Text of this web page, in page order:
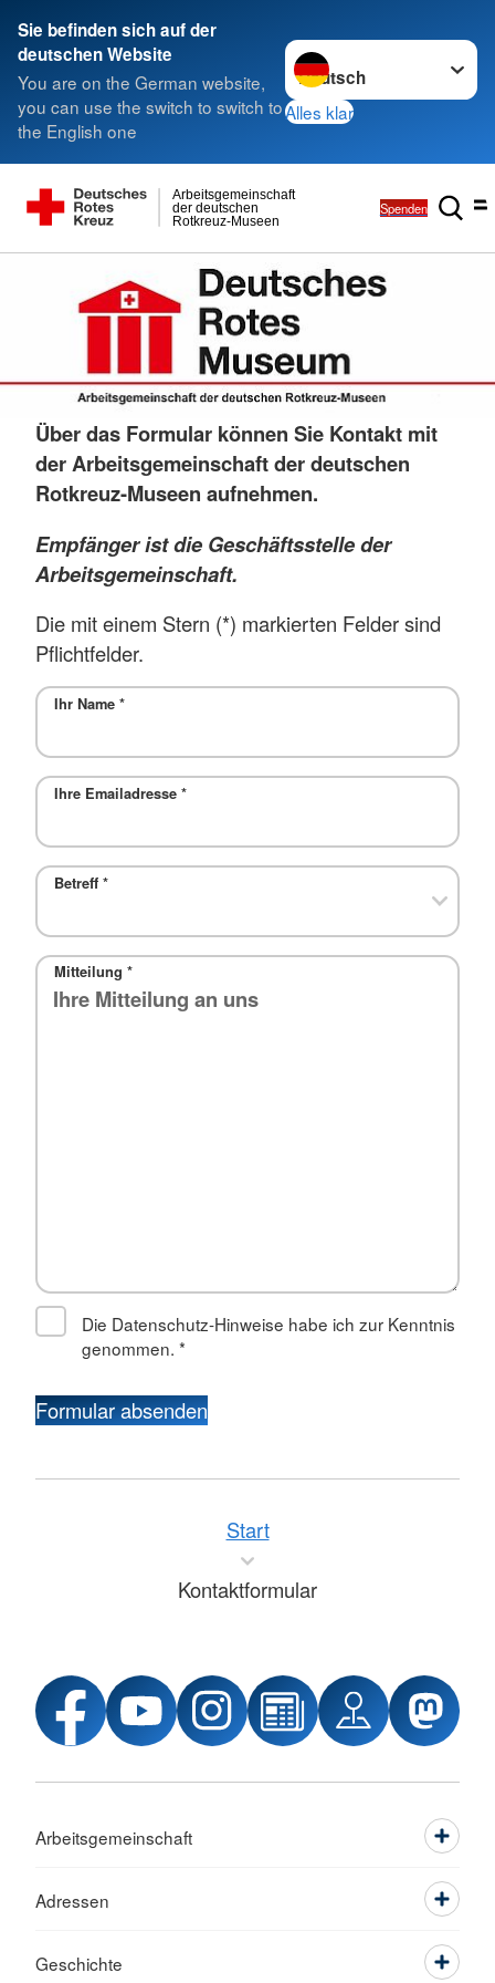
Sie befinden sich auf der
deutschen Website
You are on the German website,
you can use the switch to switch to
the English one
Sprache wechseln zu
Alles klar
Rotkreuz-Museen
der deutschen
Arbeitsgemeinschaft
Spenden
Über das Formular können Sie Kontakt mit
der Arbeitsgemeinschaft der deutschen
Rotkreuz-Museen aufnehmen.
Empfänger ist die Geschäftsstelle der
Arbeitsgemeinschaft.
Die mit einem Stern (*) markierten Felder sind
Pflichtfelder.
Ihr Name *
Ihre Emailadresse *
Betreff *
Mitteilung *
Die Datenschutz-Hinweise habe ich zur Kenntnis
genommen. *
Formular absenden
Start
Kontaktformular
Arbeitsgemeinschaft
Adressen
Geschichte